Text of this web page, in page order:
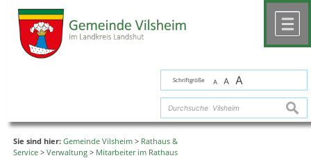
Schriftgröße A A A
Sie sind hier: Gemeinde Vilsheim > Rathaus &
Service > Verwaltung > Mitarbeiter im Rathaus